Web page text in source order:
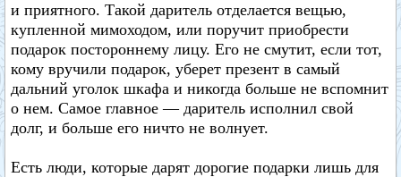
и приятного. Такой даритель отделается вещью,
купленной мимоходом, или поручит приобрести
подарок постороннему лицу. Его не смутит, если тот,
кому вручили подарок, уберет презент в самый
дальний уголок шкафа и никогда больше не вспомнит
о нем. Самое главное — даритель исполнил свой
долг, и больше его ничто не волнует.
Есть люди, которые дарят дорогие подарки лишь для